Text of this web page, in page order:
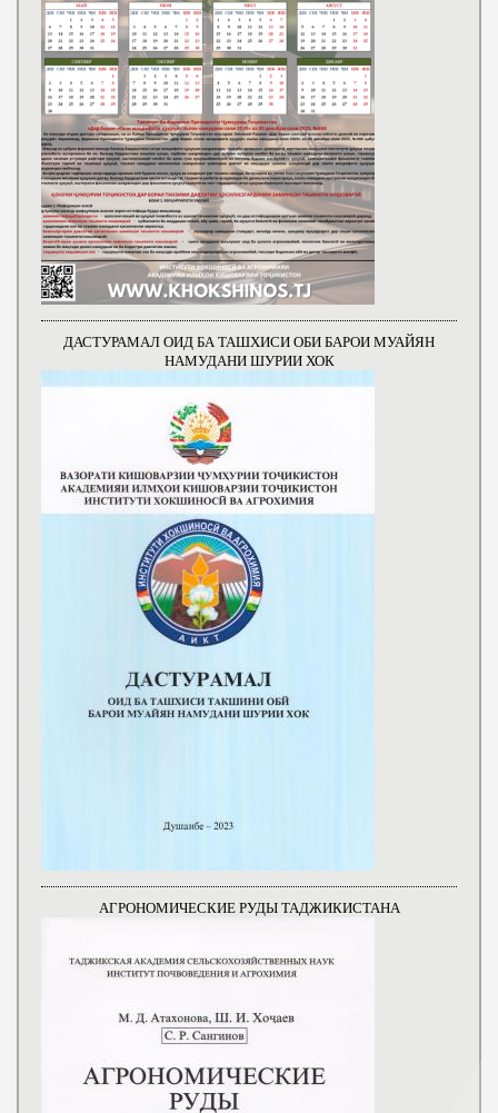
ДАСТУРАМАЛ ОИД БА ТАШХИСИ ОБИ БАРОИ МУАЙЯН
НАМУДАНИ ШУРИИ ХОК
АГРОНОМИЧЕСКИЕ РУДЫ ТАДЖИКИСТАНА